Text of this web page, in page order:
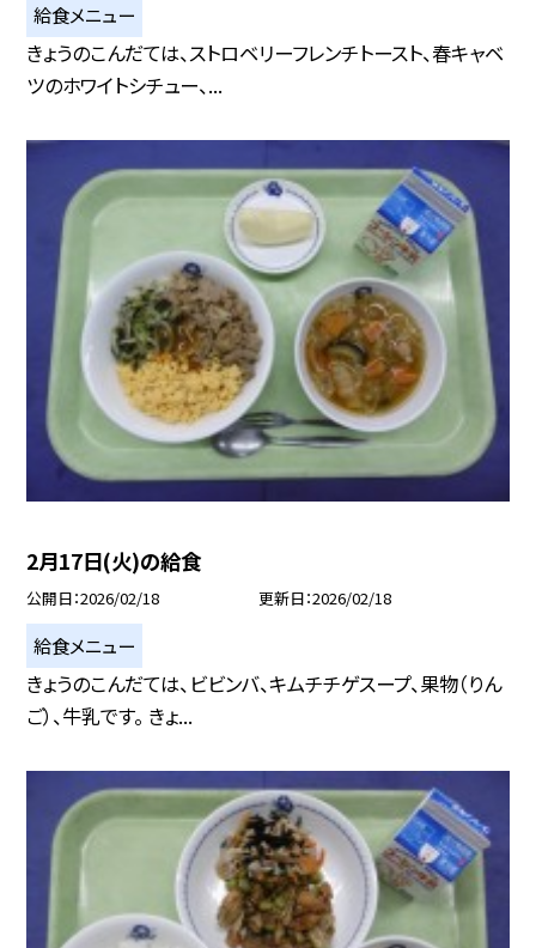
給食メニュー
きょうのこんだては、ストロベリーフレンチトースト、春キャベ
ツのホワイトシチュー、...
2月17日(火)の給食
公開日 2026/02/18 更新日 2026/02/18
給食メニュー
きょうのこんだては、ビビンバ、キムチチゲスープ、果物（りん
ご）、牛乳です。 きょ...